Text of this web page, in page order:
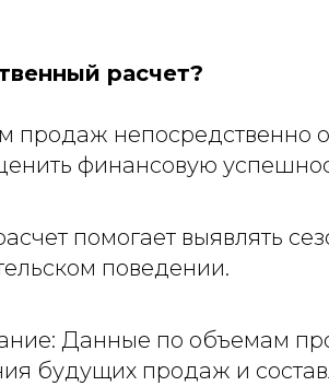
расчет?
непосредственно
финансовую
помогает выявлять
поведении.
Данные по объемам
будущих продаж и